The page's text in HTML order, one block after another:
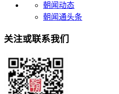
朝闻动态
朝闻通头条
关注或联系我们